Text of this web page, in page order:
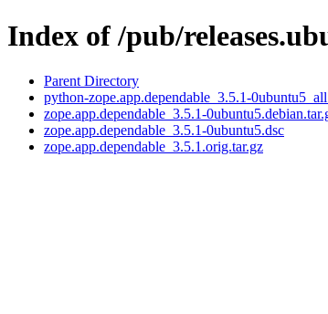
Index of /pub/
Parent Directory
python-zope.app.dependable_3.5.1-
zope.app.dependable_3.5.1-
zope.app.dependable_3.5.1-0ubuntu5.dsc
zope.app.dependable_3.5.1.orig.tar.gz